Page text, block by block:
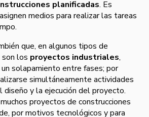
planificadas. Es
medios para realizar las tareas
que, en algunos tipos de
los proyectos industriales,
solapamiento entre fases; por
simultáneamente actividades
diseño y la ejecución del proyecto.
proyectos de construcciones
por motivos tecnológicos y para